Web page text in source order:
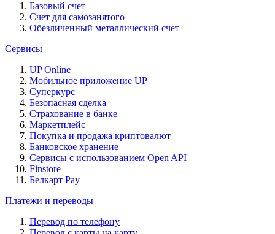
Базовый счет
Счет для самозанятого
Обезличенный металлический счет
Сервисы
UP Online
Мобильное приложение UP
Суперкурс
Безопасная сделка
Страхование в банке
Маркетплейс
Покупка и продажа криптовалют
Банковское хранение
Сервисы с использованием Open API
Finstore
Белкарт Pay
Платежи и переводы
Перевод по телефону